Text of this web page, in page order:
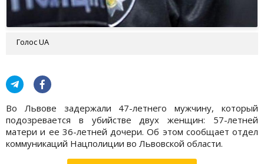
Голос UA
Во Львове задержали 47-летнего мужчину, который
подозревается в убийстве двух женщин: 57-летней
матери и ее 36-летней дочери. Об этом сообщает отдел
коммуникаций Нацполиции во Львовской области.